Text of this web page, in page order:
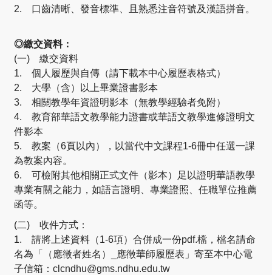
2. 口齒清晰、發音標準、且熟悉注音符號及漢語拼音。
◎繳交資料：
(一) 繳交資料
1. 個人履歷與自傳（請下載本中心履歷表格式）
2. 大學（含）以上畢業證書影本
3. 相關教學年資證明影本（無教學經驗者免附）
4. 教育部華語文教學能力證書或華語文教學進修證明文
件影本
5. 教案（6頁以內），以當代中文課程1-6冊中任選一課
為教案內容。
6. 可檢附其他相關正式文件（影本）足以證明華語教學
專業有關之能力，如語言證明、專業證照、任職單位推薦
函等。
(二) 收件方式：
1. 請將上述資料（1-6項）合併成一份pdf.檔，檔名請命
名為「（應徵者姓名）_應徵華師履歷表」寄至本中心電
子信箱：clcndhu@gms.ndhu.edu.tw